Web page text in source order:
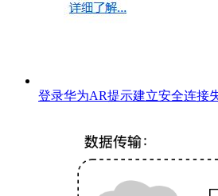
登录华为AR提示建立安全连接